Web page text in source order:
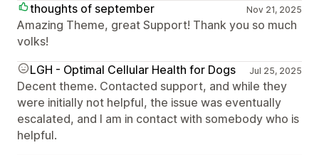
thoughts of september
Nov 21, 2025
Amazing Theme, great Support! Thank you so much
volks!
LGH - Optimal Cellular Health for Dogs
Jul 25, 2025
Decent theme. Contacted support, and while they
were initially not helpful, the issue was eventually
escalated, and I am in contact with somebody who is
helpful.